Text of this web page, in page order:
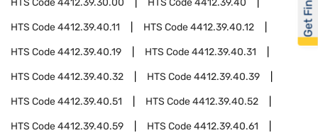
HTS Code4412.39.30.00 HTS Code4412.39.40
HTS Code4412.39.40.11 HTS Code4412.39.40.12
HTS Code4412.39.40.19 HTS Code4412.39.40.31
HTS Code4412.39.40.32 HTS Code4412.39.40.39
HTS Code4412.39.40.51 HTS Code4412.39.40.52
HTS Code4412.39.40.59 HTS Code4412.39.40.61